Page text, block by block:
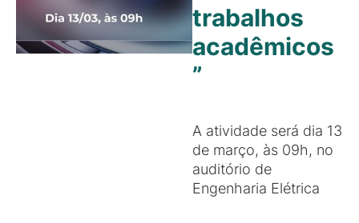
trabalhos
acadêmicos
”
A atividade será dia 13
de março, às 09h, no
auditório de
Engenharia Elétrica